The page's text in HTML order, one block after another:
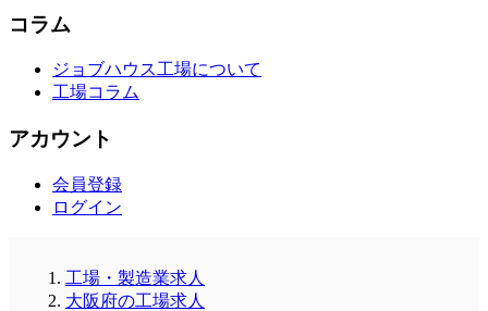
コラム
ジョブハウス工場について
工場コラム
アカウント
会員登録
ログイン
工場・製造業求人
大阪府の工場求人